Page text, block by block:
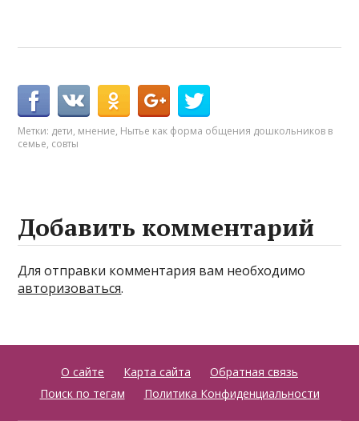
Метки: дети, мнение, Нытье как форма общения дошкольников в
семье, совты
Добавить комментарий
Для отправки комментария вам необходимо
авторизоваться.
О сайте Карта сайта
Обратная связь
Поиск по тегам
Политика Конфиденциальности